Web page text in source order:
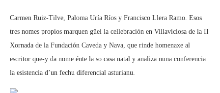
Carmen Ruiz-Tilve, Paloma Uría Ríos y Francisco Llera Ramo. Esos
tres nomes propios marquen güei la cellebración en Villaviciosa de la II
Xornada de la Fundación Caveda y Nava, que rinde homenaxe al
escritor que-y da nome énte la so casa natal y analiza nuna conferencia
la esistencia d’un fechu diferencial asturianu.